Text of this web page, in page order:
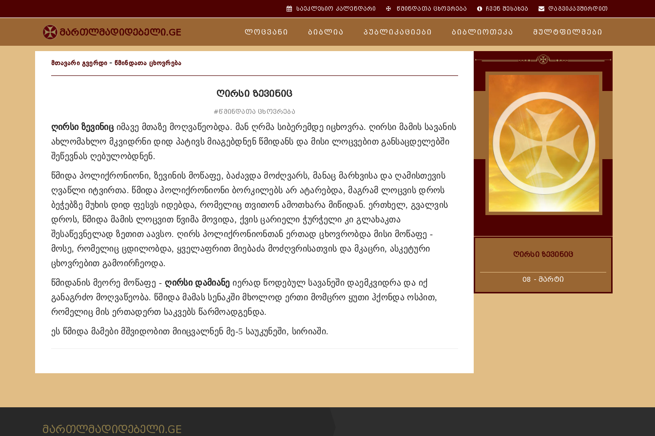
საეკლესიო კალენდარი ✠წმინდათა ცხოვრება ჩვენ შესახებ დაგვიკავშირდით
მართლმადიდებელი.GE ლოცვანი ბიბლია პუბლიკაციები ბიბლიოთეკა მულტფილმები
მთავარი გვერდი - წმინდათა ცხოვრება
ღირსი ზევინიც
#წმინდათა ცხოვრება
ღირსი ზევინიციმავე მთაზე მოღვაწეობდა. მან ღრმა სიბერემდე იცხოვრა. ღირსი მამის სავანის
ახლომახლო მკვიდრნი დიდ პატივს მიაგებდნენ წმიდანს და მისი ლოცვებით განსაცდელებში
შეწევნას ღებულობდნენ.
წმიდა პოლიქრონიონი, ზევინის მოწაფე, ბაძავდა მოძღვარს, მანაც მარხვისა და ღამისთევის
ღვაწლი იტვირთა. წმიდა პოლიქრონიონი ბორკილებს არ ატარებდა, მაგრამ ლოცვის დროს
ბეჭებზე მუხის დიდ ფესვს იდებდა, რომელიც თვითონ ამოთხარა მიწიდან. ერთხელ, გვალვის
დროს, წმიდა მამის ლოცვით წვიმა მოვიდა, ქვის ცარიელი ჭურჭელი კი გლახაკთა
შესაწევნელად ზეთით აავსო. ღირს პოლიქრონიონთან ერთად ცხოვრობდა მისი მოწაფე -
მოსე, რომელიც ცდილობდა, ყველაფრით მიებაძა მოძღვრისათვის და მკაცრი, ასკეტური
ცხოვრებით გამოირჩეოდა.
წმიდანის მეორე მოწაფე - ღირსი დამიანე იერად წოდებულ სავანეში დაემკვიდრა და იქ
განაგრძო მოღვაწეობა. წმიდა მამას სენაკში მხოლოდ ერთი მომცრო ყუთი ჰქონდა ოსპით,
რომელიც მის ერთადერთ საკვებს წარმოადგენდა.
ეს წმიდა მამები მშვიდობით მიიცვალნენ მე-5 საუკუნეში, სირიაში.
ღირსი ზევინიც
08 - მარტი
მართლმადიდებელი.GE